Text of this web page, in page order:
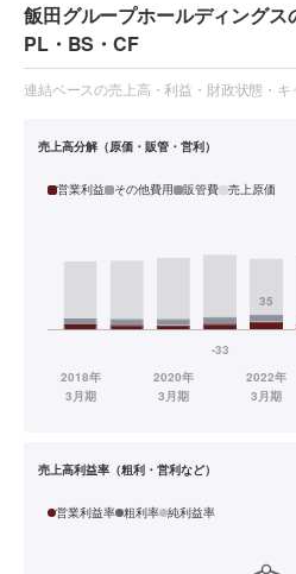
飯田グループホールディングス
PL・BS・CF
連結ベースの売上高・利益・財政状態・キ
売上高分解（原価・販管・営利）
営業利益 その他費用 販管費 売上原価
売上高利益率（粗利・営利など）
営業利益率 粗利率 純利益率